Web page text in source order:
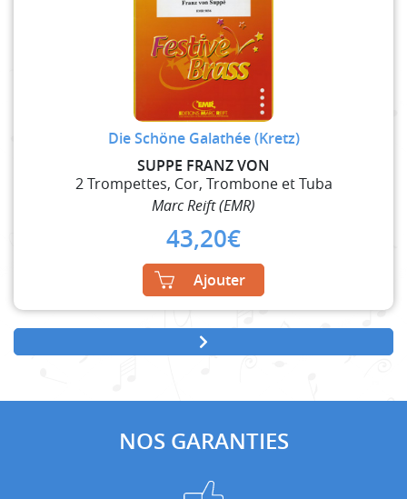
Die Schöne Galathée (Kretz)
SUPPE FRANZ VON
2 Trompettes, Cor, Trombone et Tuba
Marc Reift (EMR)
43,20€
Ajouter
NOS GARANTIES